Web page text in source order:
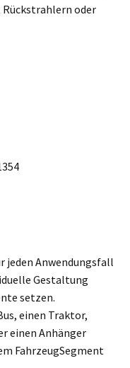
oder
jeden Anwendungsfall
Gestaltung
setzen.
einen Traktor,
einen Anhänger
FahrzeugSegment